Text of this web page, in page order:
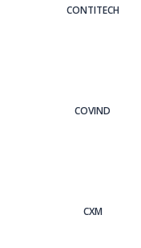
CONTITECH
COVIND
CXM